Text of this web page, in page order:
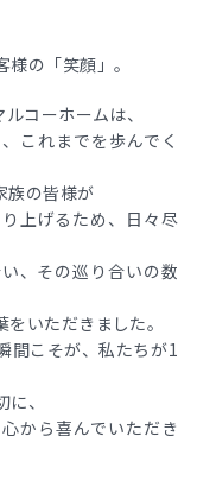
の「笑顔」。
コーホームは、
これまでを歩んでく
族の皆様が
上げるため、日々尽
、その巡り合いの数
いただきました。
間こそが、私たちが1
、
から喜んでいただき